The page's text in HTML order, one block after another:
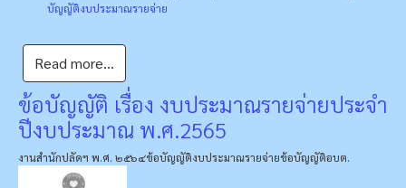
บัญญัติงบประมาณรายจ่าย
Read more...
ข้อบัญญัติ เรื่อง งบประมาณรายจ่ายประจํา
ปีงบประมาณ พ.ศ.2565
งานสำนักปลัดฯ พ.ศ. ๒๕๖๔ข้อบัญญัติงบประมาณรายจ่ายข้อบัญญัติอบต.